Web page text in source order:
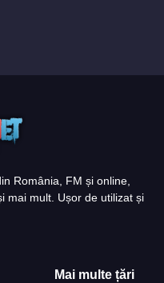
România, FM și online,
mai mult. Ușor de utilizat și
Mai multe țări